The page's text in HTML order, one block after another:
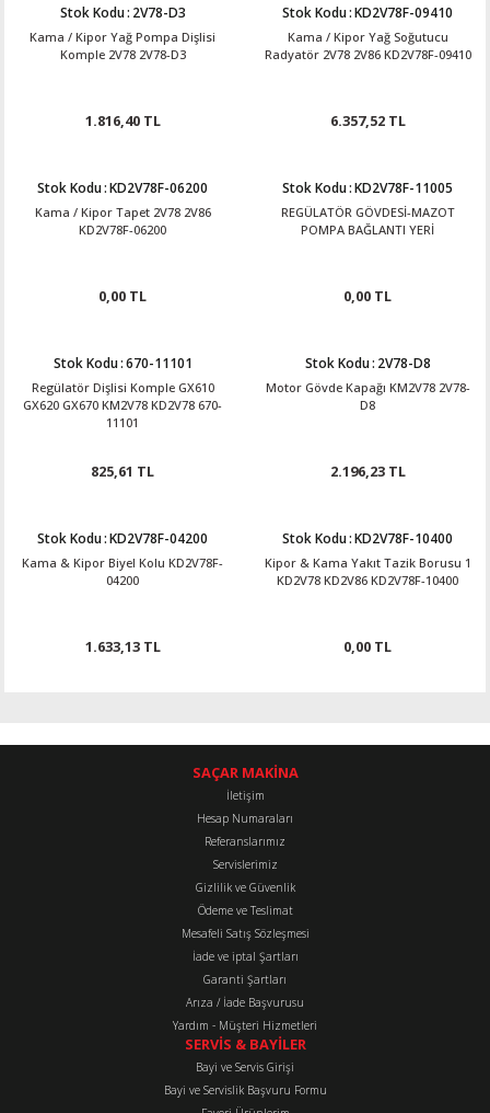
Stok Kodu: 2V78-D3
Kama / Kipor Yağ Pompa Dişlisi
Komple 2V78 2V78-D3
1.816,40 TL
Stok Kodu:KD2V78F-09410
Kama / Kipor Yağ Soğutucu
Radyatör 2V78 2V86 KD2V78F-09410
6.357,52 TL
Stok Kodu:KD2V78F-06200
Kama / Kipor Tapet 2V78 2V86
KD2V78F-06200
0,00 TL
Stok Kodu:KD2V78F-11005
REGÜLATÖR GÖVDESİ-MAZOT
POMPA BAĞLANTI YERİ
0,00 TL
Stok Kodu:670-11101
Regülatör Dişlisi Komple GX610
GX620 GX670 KM2V78 KD2V78 670-
11101
825,61 TL
Stok Kodu: 2V78-D8
Motor Gövde Kapağı KM2V78 2V78-
D8
2.196,23 TL
Stok Kodu:KD2V78F-04200
Kama & Kipor Biyel Kolu KD2V78F-
04200
1.633,13 TL
Stok Kodu:KD2V78F-10400
Kipor & Kama Yakıt Tazik Borusu 1
KD2V78 KD2V86 KD2V78F-10400
0,00 TL
SAÇAR MAKİNA
İletişim
Hesap Numaraları
Referanslarımız
Servislerimiz
Gizlilik ve Güvenlik
Ödeme ve Teslimat
Mesafeli Satış Sözleşmesi
İade ve iptal Şartları
Garanti Şartları
Arıza / İade Başvurusu
Yardım - Müşteri Hizmetleri
SERVİS & BAYİLER
Bayi ve Servis Girişi
Bayi ve Servislik Başvuru Formu